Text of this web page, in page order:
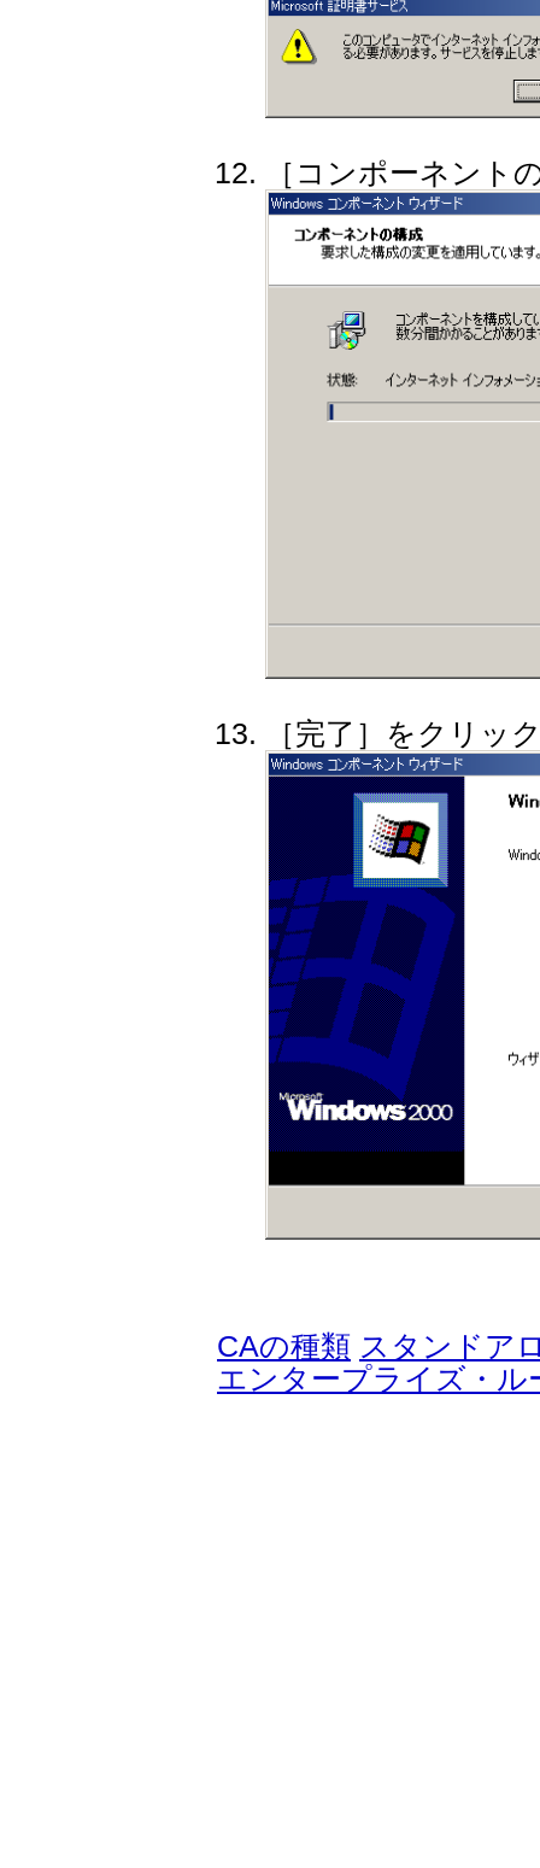
［コンポーネント
［完了］をクリッ
CAの種類 スタンドア
エンタープライズ・